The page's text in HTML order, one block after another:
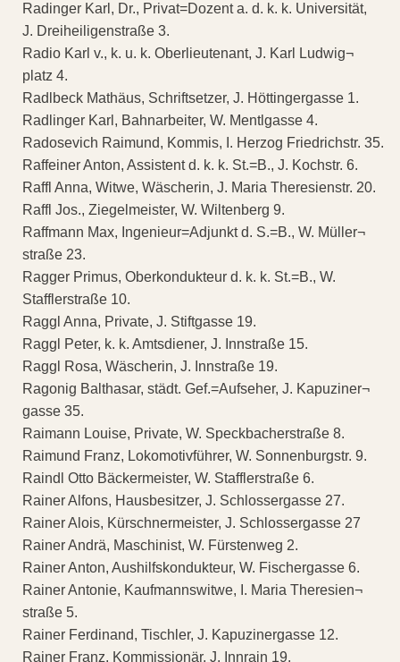
Radinger Karl, Dr., Privat=Dozent a. d. k. k. Universität,
J. Dreiheiligenstraße 3.
Radio Karl v., k. u. k. Oberlieutenant, J. Karl Ludwig¬
platz 4.
Radlbeck Mathäus, Schriftsetzer, J. Höttingergasse 1.
Radlinger Karl, Bahnarbeiter, W. Mentlgasse 4.
Radosevich Raimund, Kommis, I. Herzog Friedrichstr. 35.
Raffeiner Anton, Assistent d. k. k. St.=B., J. Kochstr. 6.
Raffl Anna, Witwe, Wäscherin, J. Maria Theresienstr. 20.
Raffl Jos., Ziegelmeister, W. Wiltenberg 9.
Raffmann Max, Ingenieur=Adjunkt d. S.=B., W. Müller¬
straße 23.
Ragger Primus, Oberkondukteur d. k. k. St.=B., W.
Stafflerstraße 10.
Raggl Anna, Private, J. Stiftgasse 19.
Raggl Peter, k. k. Amtsdiener, J. Innstraße 15.
Raggl Rosa, Wäscherin, J. Innstraße 19.
Ragonig Balthasar, städt. Gef.=Aufseher, J. Kapuziner¬
gasse 35.
Raimann Louise, Private, W. Speckbacherstraße 8.
Raimund Franz, Lokomotivführer, W. Sonnenburgstr. 9.
Raindl Otto Bäckermeister, W. Stafflerstraße 6.
Rainer Alfons, Hausbesitzer, J. Schlossergasse 27.
Rainer Alois, Kürschnermeister, J. Schlossergasse 27
Rainer Andrä, Maschinist, W. Fürstenweg 2.
Rainer Anton, Aushilfskondukteur, W. Fischergasse 6.
Rainer Antonie, Kaufmannswitwe, I. Maria Theresien¬
straße 5.
Rainer Ferdinand, Tischler, J. Kapuzinergasse 12.
Rainer Franz, Kommissionär, J. Innrain 19.